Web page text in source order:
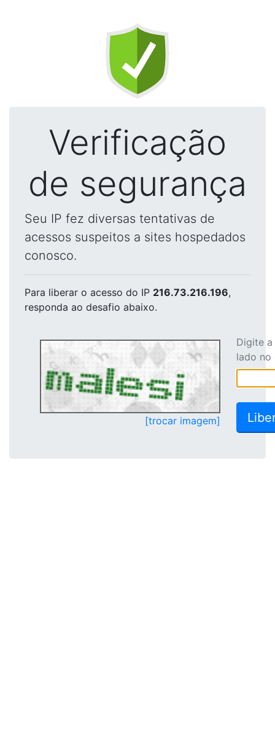
Verificação
de segurança
Seu IP fez diversas tentativas de
acessos suspeitos a sites hospedados
conosco.
Para liberar o acesso do IP 216.73.216.196,
responda ao desafio abaixo.
[trocar imagem]
Digite
lado no